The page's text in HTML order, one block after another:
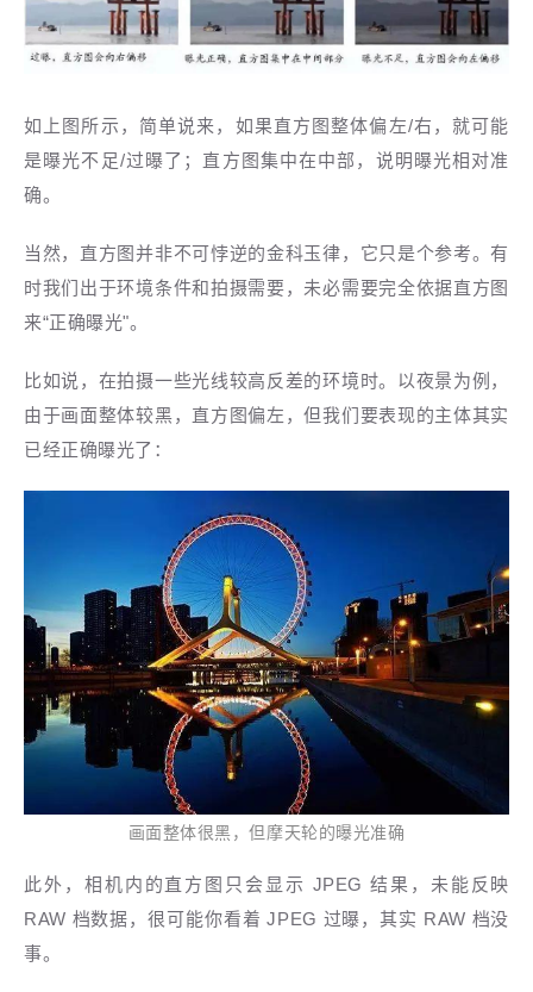
如上图所示，简单说来，如果直方图整体偏左/右，就可能
是曝光不足/过曝了；直方图集中在中部，说明曝光相对准
确。
当然，直方图并非不可悖逆的金科玉律，它只是个参考。有
时我们出于环境条件和拍摄需要，未必需要完全依据直方图
来“正确曝光"。
比如说，在拍摄一些光线较高反差的环境时。以夜景为例，
由于画面整体较黑，直方图偏左，但我们要表现的主体其实
已经正确曝光了：
画面整体很黑，但摩天轮的曝光准确
此外， 相机内的直方图只会显示 JPEG 结果，未能反映
RAW 档数据，很可能你看着 JPEG 过曝，其实 RAW 档没
事。